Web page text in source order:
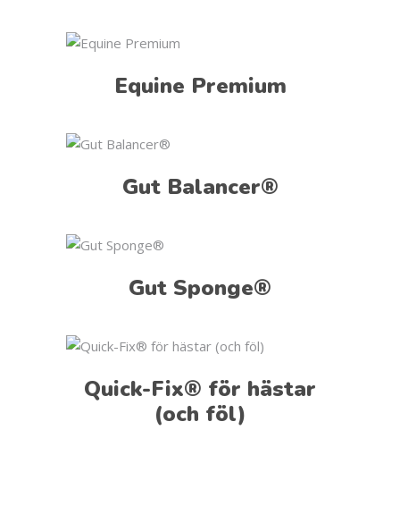
Equine Premium
Gut Balancer®
Gut Sponge®
Quick-Fix® för hästar
(och föl)